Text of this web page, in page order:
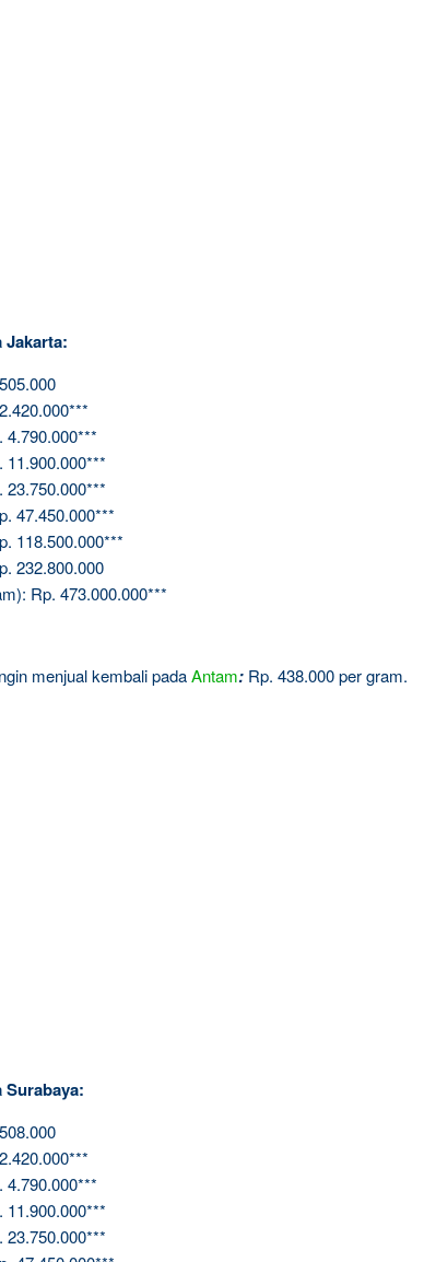
Jakarta:
4.790.000***
11.900.000***
23.750.000***
47.450.000***
118.500.000***
232.800.000
Rp. 473.000.000***
menjual kembali padaAntam: Rp. 438.000 per gram.
Surabaya:
4.790.000***
11.900.000***
23.750.000***